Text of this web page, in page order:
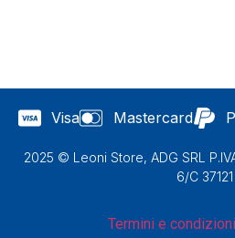
Visa Mastercard
2025 © Leoni Store, ADG SRL
6/C 37121
Termini e